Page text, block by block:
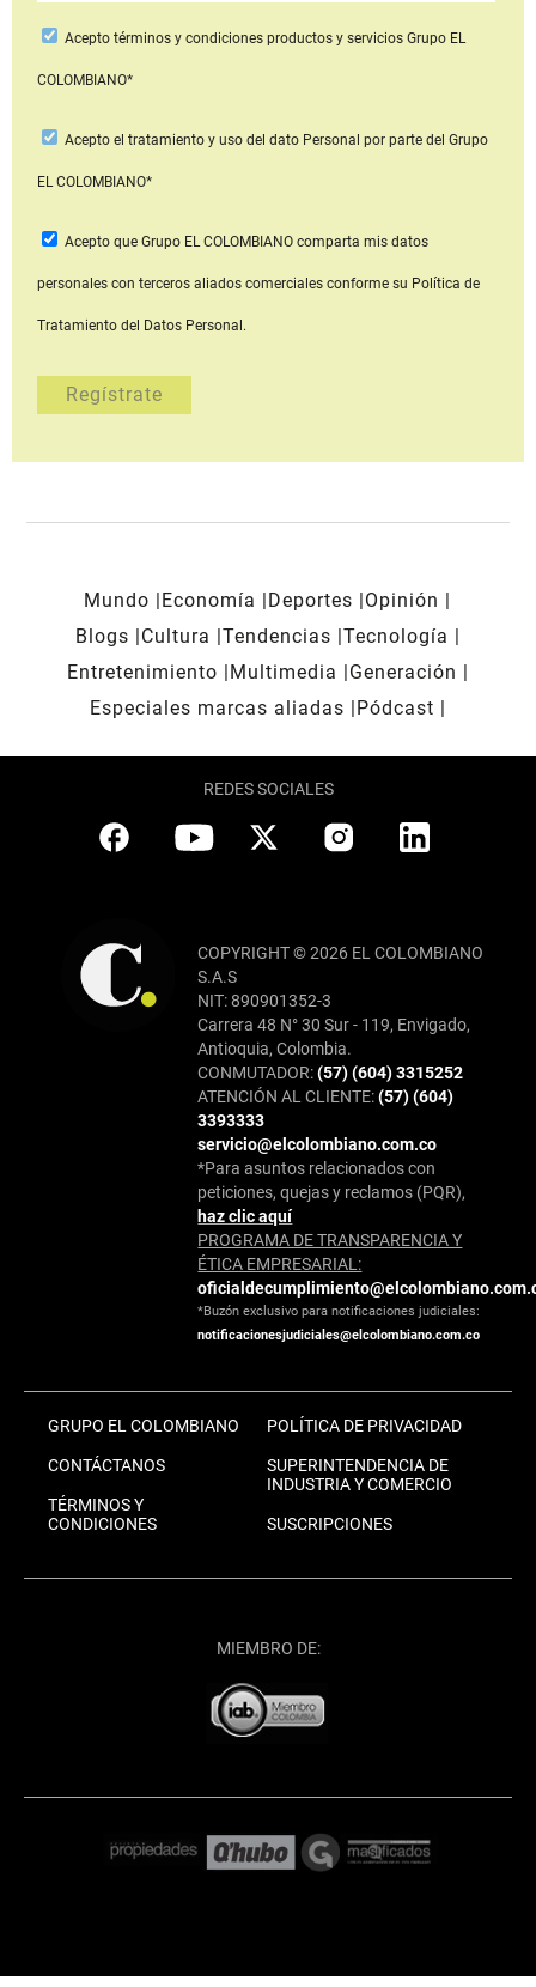
Aceptotérminos y condiciones productos y serviciosGrupo EL
COLOMBIANO*
Acepto el tratamiento y uso del dato Personal por parte del Grupo
EL COLOMBIANO*
Acepto que Grupo EL COLOMBIANOcomparta mis datos
personales con terceros aliados comerciales conforme su Política de
Tratamiento del Datos Personal.
Mundo Economía Deportes
Opinión
Blogs
Cultura Tendencias Tecnología
Entretenimiento
Multimedia
Generación
Especiales marcas aliadas
Pódcast
REDES SOCIALES
COPYRIGHT © 2026 EL COLOMBIANO
S.A.S
NIT: 890901352-3
Carrera 48 N° 30 Sur - 119, Envigado,
Antioquia, Colombia.
CONMUTADOR:(57) (604) 3315252
ATENCIÓN AL CLIENTE:(57) (604)
3393333
servicio@elcolombiano.com.co
*Para asuntos relacionados con
peticiones, quejas y reclamos (PQR),
haz clic aquí
PROGRAMA DE TRANSPARENCIA Y
ÉTICA EMPRESARIAL:
*Buzón exclusivo para notificaciones judiciales:
notificacionesjudiciales@elcolombiano.com.co
GRUPO EL COLOMBIANO
CONTÁCTANOS
TÉRMINOS Y
CONDICIONES
POLÍTICA DE PRIVACIDAD
SUPERINTENDENCIA DE
INDUSTRIA Y COMERCIO
SUSCRIPCIONES
MIEMBRO DE: